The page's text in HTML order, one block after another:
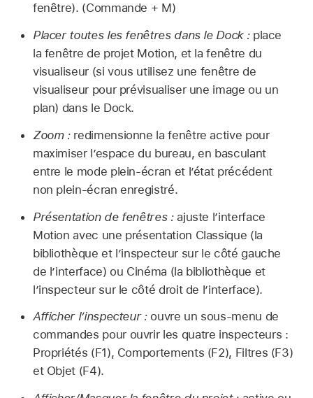
fenêtre). (Commande + M)
Placer toutes les fenêtres dans le Dock :place
la fenêtre de projet Motion, et la fenêtre du
visualiseur (si vous utilisez une fenêtre de
visualiseur pour prévisualiser une image ou un
plan) dans le Dock.
Zoom :redimensionne la fenêtre active pour
maximiser l’espace du bureau, en basculant
entre le mode plein-écran et l’état précédent
non plein-écran enregistré.
Présentation de fenêtres :ajuste l’interface
Motion avec une présentation Classique (la
bibliothèque et l’inspecteur sur le côté gauche
de l’interface) ou Cinéma (la bibliothèque et
l’inspecteur sur le côté droit de l’interface).
Afficher l’inspecteur :ouvre un sous-menu de
commandes pour ouvrir les quatre inspecteurs :
Propriétés (F1), Comportements (F2), Filtres (F3)
et Objet (F4).